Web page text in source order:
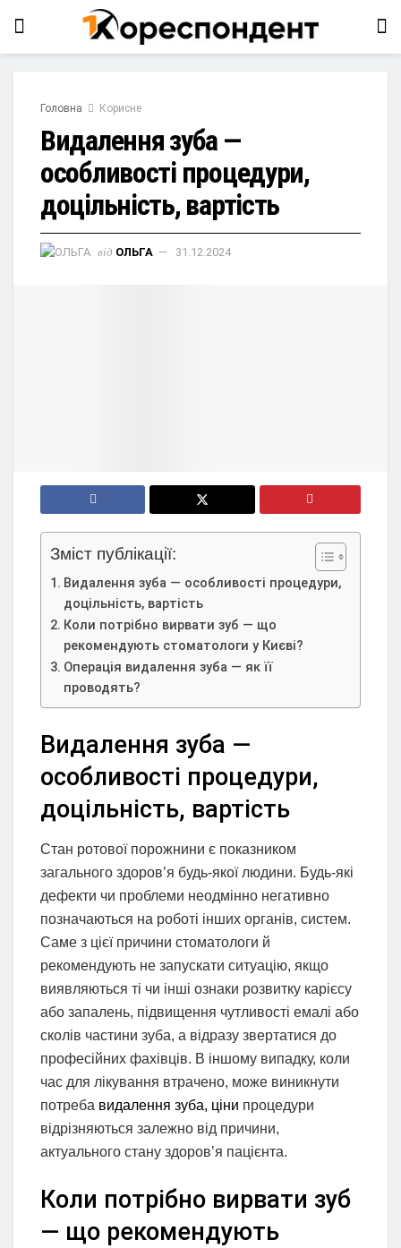
Головна Корисне
Видалення зуба —
особливості процедури,
доцільність, вартість
від ОЛЬГА 31.12.2024
Зміст публікації:
Видалення зуба — особливості процедури,
доцільність, вартість
Коли потрібно вирвати зуб — що
рекомендують стоматологи у Києві?
Операція видалення зуба — як її
проводять?
Видалення зуба —
особливості процедури,
доцільність, вартість
Стан ротової порожнини є показником
загального здоров’я будь-якої людини. Будь-які
дефекти чи проблеми неодмінно негативно
позначаються на роботі інших органів, систем.
Саме з цієї причини стоматологи й
рекомендують не запускати ситуацію, якщо
виявляються ті чи інші ознаки розвитку карієсу
або запалень, підвищення чутливості емалі або
сколів частини зуба, а відразу звертатися до
професійних фахівців. В іншому випадку, коли
час для лікування втрачено, може виникнути
потреба видалення зуба, ціни процедури
відрізняються залежно від причини,
актуального стану здоров’я пацієнта.
Коли потрібно вирвати зуб
— що рекомендують